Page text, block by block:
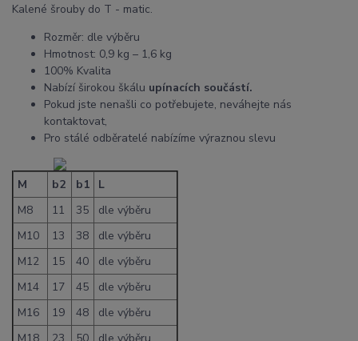
Kalené šrouby do T - matic.
Rozměr: dle výběru
Hmotnost: 0,9 kg – 1,6 kg
100% Kvalita
Nabízí širokou škálu upínacích součástí.
Pokud jste nenašli co potřebujete, neváhejte nás
kontaktovat,
Pro stálé odběratelé nabízíme výraznou slevu
M b2 b1
L
M8
11 35
dle výběru
M10
13 38
dle výběru
M12
15 40
dle výběru
M14
17 45
dle výběru
M16
19 48
dle výběru
M18
23 50
dle výběru